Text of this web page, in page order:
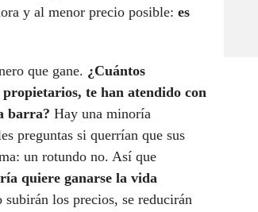
y al menor precio posible: es
que gane. ¿Cuántos
propietarios, te han atendido con
barra? Hay una minoría
preguntas si querrían que sus
un rotundo no. Así que
quiere ganarse la vida
subirán los precios, se reducirán